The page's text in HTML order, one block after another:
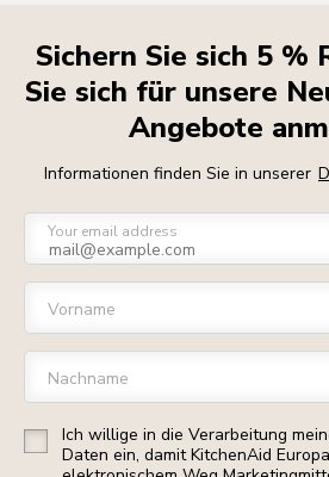
Sichern Sie sich 5 %
Sie sich für unsere
Angebote
Informationen finden Sie in unserer
Your email address
Vorname
Nachname
Ich willige in die Verarbeitung
Daten ein, damit KitchenAid